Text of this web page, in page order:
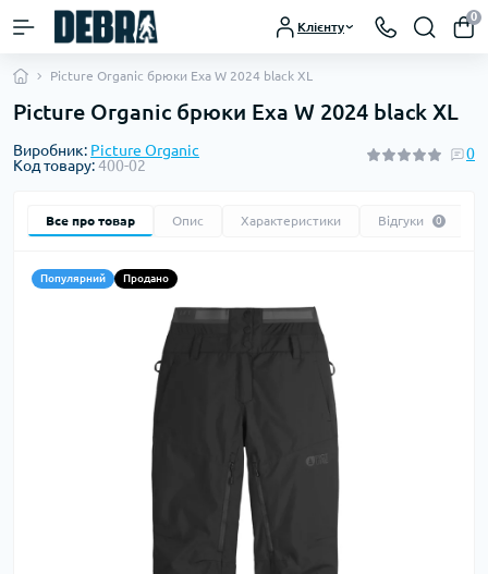
Клієнту
0
Picture Organic брюки Exa W 2024 black XL
Picture Organic брюки Exa W 2024 black XL
Виробник: Picture Organic
Код товару:400-02
0
Все про товар Опис Характеристики Відгуки 0
Популярний Продано